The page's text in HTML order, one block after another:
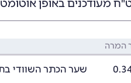
מעודכנים באופן
המרה
שער הכתר השוודי בתאריך 01/01/2026